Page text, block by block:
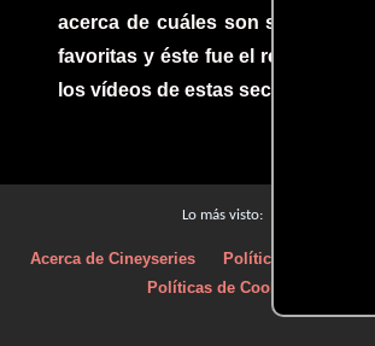
acerca de cuáles son sus
favoritas y éste fue el resultado.
los vídeos de estas secuencias
Lo más visto:
Acerca de Cineyseries Políticas de
Políticas de Cookies